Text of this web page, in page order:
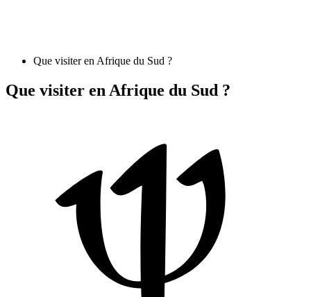
Que visiter en Afrique du Sud ?
Que visiter en Afrique du Sud ?